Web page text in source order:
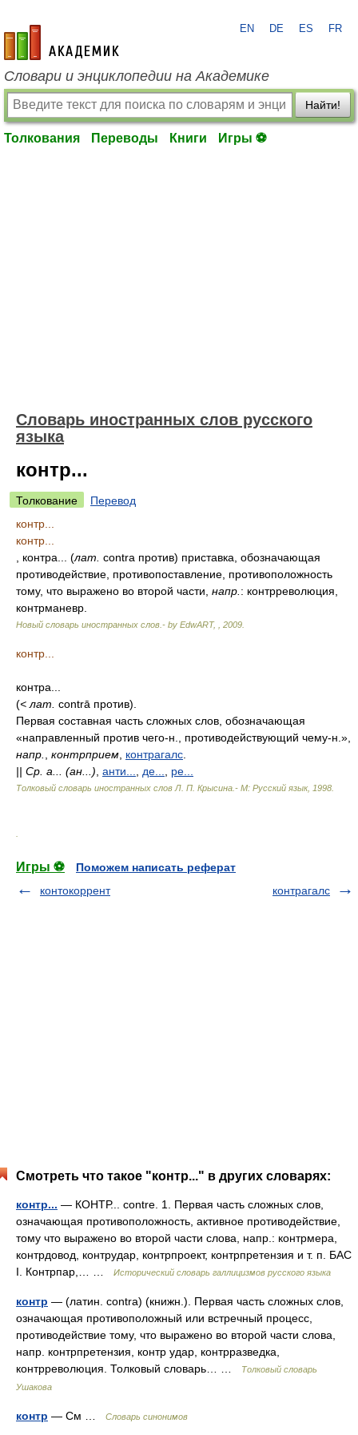
academic.ru
EN DE ES FR
Словари и энциклопедии на Академике
Найти!
Толкования Переводы Книги Игры ⚽
Словарь иностранных слов русского
языка
контр...
Толкование
Перевод
контр...
контр...
, контра... (лат. contra против) приставка, обозначающая
противодействие, противопоставление, противоположность
тому, что выражено во второй части, напр. : контрреволюция,
контрманевр.
Новый словарь иностранных слов.- by EdwART, 2009
контр...
контра...
(< лат. contrā против).
Первая составная часть сложных слов, обозначающая
«направленный против чего-н., противодействующий чему-н.»,
напр.
контрприем контрагалс
|| Ср. а... (ан...) анти... де... ре...
Толковый словарь иностранных слов Л. П. Крысина.- М: Русский язык, 1998
Игры ⚽
Поможем написать реферат
контокоррент
контрагалс
Смотреть что такое "контр..." в других словарях:
контр... — КОНТР... contre. 1. Первая часть сложных слов,
означающая противоположность, активное противодействие,
тому что выражено во второй части слова, напр.: контрмера,
контрдовод, контрудар, контрпроект, контрпретензия и т. п. БАС
I. Контрпар,… …
Исторический словарь галлицизмов русского языка
контр — (латин. contra) (книжн.). Первая часть сложных слов,
означающая противоположный или встречный процесс,
противодействие тому, что выражено во второй части слова,
напр. контрпретензия, контр удар, контрразведка,
контрреволюция. Толковый словарь… …
Толковый словарь
Ушакова
контр — См … Словарь синонимов